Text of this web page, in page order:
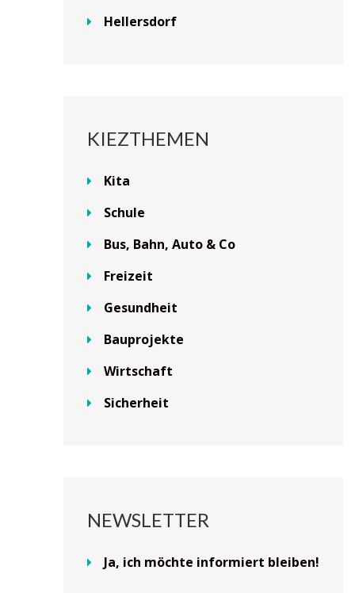
Hellersdorf
KIEZTHEMEN
Kita
Schule
Bus, Bahn, Auto & Co
Freizeit
Gesundheit
Bauprojekte
Wirtschaft
Sicherheit
NEWSLETTER
Ja, ich möchte informiert bleiben!